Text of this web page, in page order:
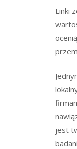
Linki
jest